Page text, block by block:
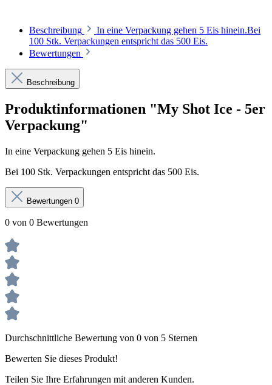
Beschreibung
In eine Verpackung gehen 5 Eis hinein.Bei
100 Stk. Verpackungen entspricht das 500 Eis.
Bewertungen
Beschreibung
Produktinformationen "My Shot Ice - 5er
Verpackung"
In eine Verpackung gehen 5 Eis hinein.
Bei 100 Stk. Verpackungen entspricht das 500 Eis.
Bewertungen 0
0 von 0 Bewertungen
Durchschnittliche Bewertung von 0 von 5 Sternen
Bewerten Sie dieses Produkt!
Teilen Sie Ihre Erfahrungen mit anderen Kunden.